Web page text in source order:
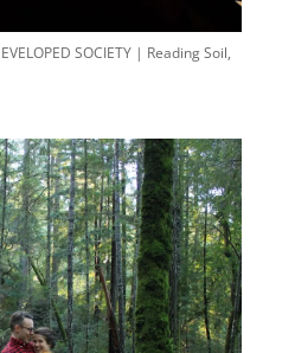
SOCIETY | Reading Soil,